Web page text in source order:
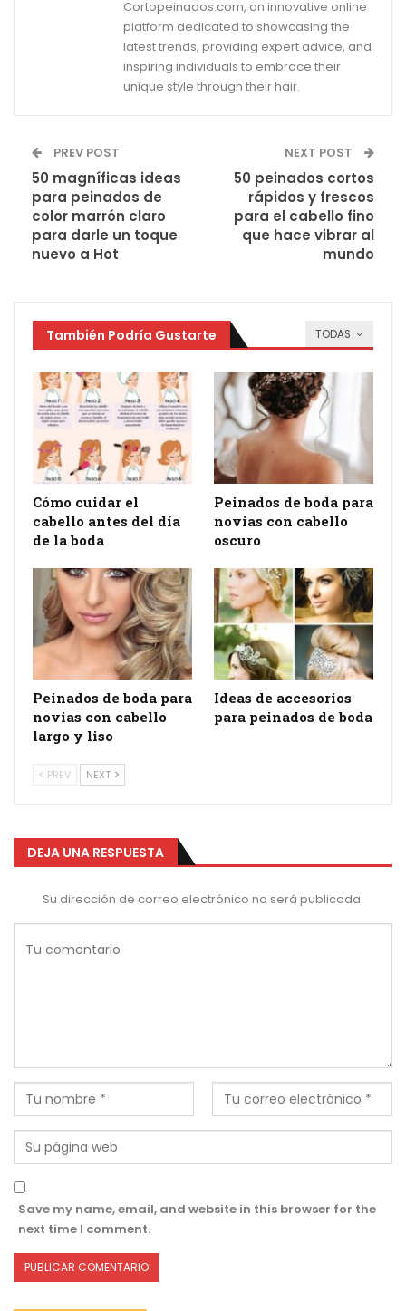
Cortopeinados.com, an innovative online
platform dedicated to showcasing the
latest trends, providing expert advice, and
inspiring individuals to embrace their
unique style through their hair.
PREV POST
50 magníficas ideas
para peinados de
color marrón claro
para darle un toque
nuevo a Hot
NEXT POST
50 peinados cortos
rápidos y frescos
para el cabello fino
que hace vibrar al
mundo
TODAS
También Podría Gustarte
Cómo cuidar el
cabello antes del día
de la boda
Peinados de boda para
novias con cabello
oscuro
Peinados de boda para
novias con cabello
largo y liso
Ideas de accesorios
para peinados de boda
PREV NEXT
DEJA UNA RESPUESTA
Su dirección de correo electrónico no será publicada.
Save my name, email, and website in this browser for the
next time I comment.